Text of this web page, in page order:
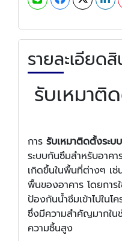
รายละเอียด
รับเหมาติ
การ รับเหมาติดตั้งระบ
ระบบกันซึมสำหรับอาค
เกิดขึ้นในพื้นที่ต่างๆ เ
พื้นของอาคาร โดยกา
ป้องกันน้ำซึมเข้าไปในโ
ซึ่งมีความสำคัญมากใ
ความชื้นสูง